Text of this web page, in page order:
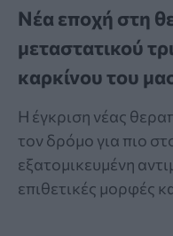
Νέα εποχή στη
μεταστατικού
καρκίνου του
Η έγκριση νέας
τον δρόμο για πιο
εξατομικευμένη
επιθετικές μορφές